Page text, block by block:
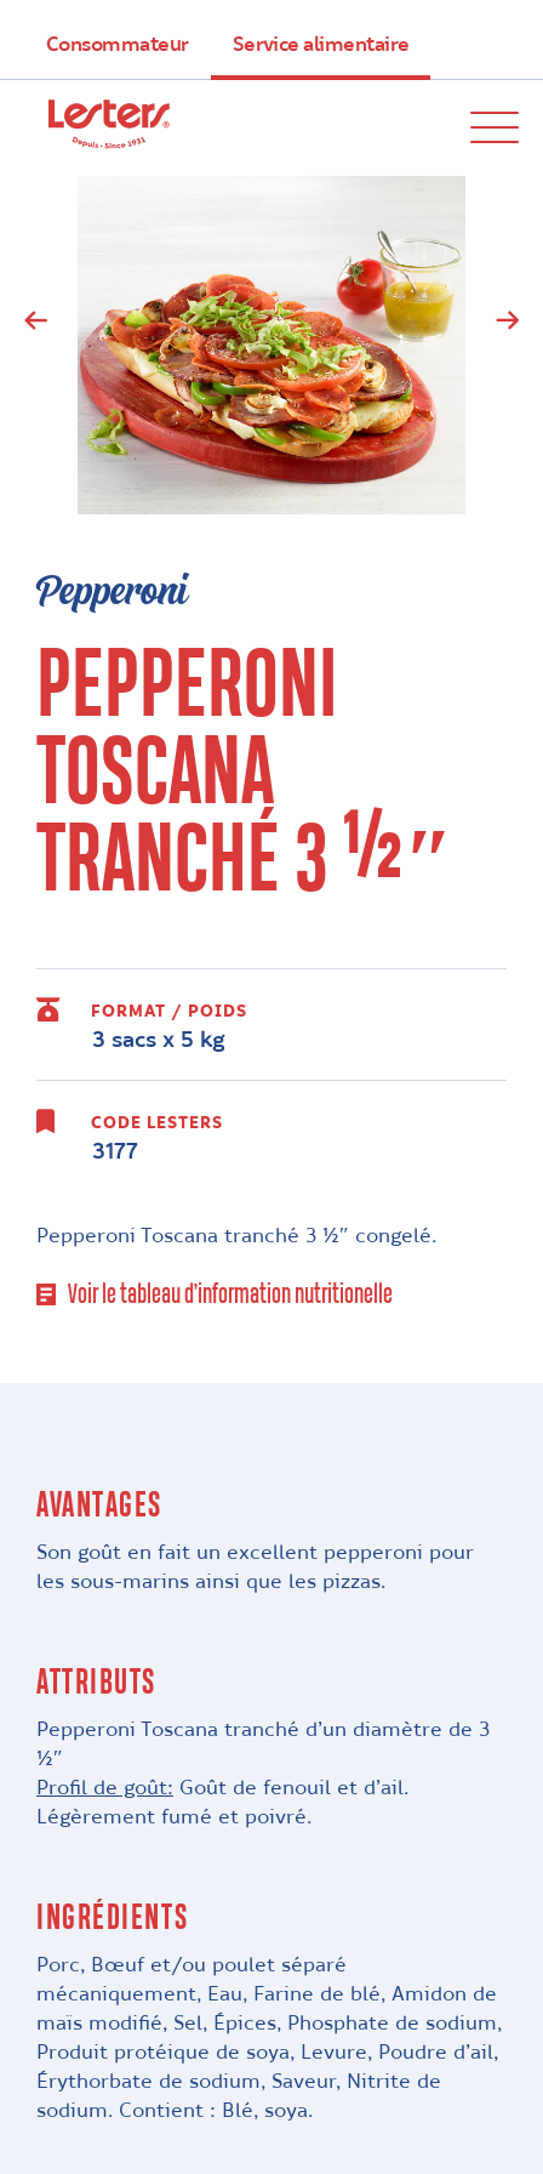
Consommateur Service alimentaire
Pepperoni
PEPPERONI
TOSCANA
TRANCHÉ 3 ½″
FORMAT / POIDS
3 sacs x 5 kg
CODE LESTERS
3177
Pepperoni Toscana tranché 3 ½″ congelé.
Voir le tableau d’information nutritionelle
AVANTAGES
Son goût en fait un excellent pepperoni pour
les sous-marins ainsi que les pizzas.
ATTRIBUTS
Pepperoni Toscana tranché d’un diamètre de 3
½″
Profil de goût: Goût de fenouil et d’ail.
Légèrement fumé et poivré.
INGRÉDIENTS
Porc, Bœuf et/ou poulet séparé
mécaniquement, Eau, Farine de blé, Amidon de
maïs modifié, Sel, Épices, Phosphate de sodium,
Produit protéique de soya, Levure, Poudre d’ail,
Érythorbate de sodium, Saveur, Nitrite de
sodium. Contient : Blé, soya.